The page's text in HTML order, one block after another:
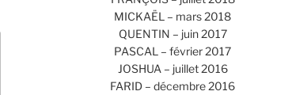
MICKAËL – mars 2018
QUENTIN – juin 2017
PASCAL – février 2017
JOSHUA – juillet 2016
FARID – décembre 2016